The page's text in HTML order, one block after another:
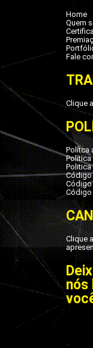
Home
Quem
Fale
Clique
Polítca
Política
Politica
Código
Código
Clique
nós